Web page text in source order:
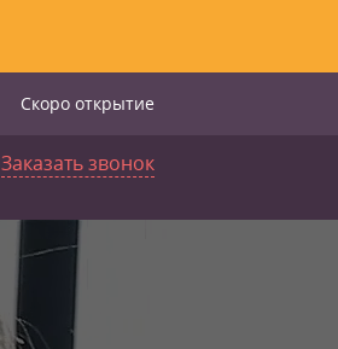
Скоро открытие
Заказать звонок